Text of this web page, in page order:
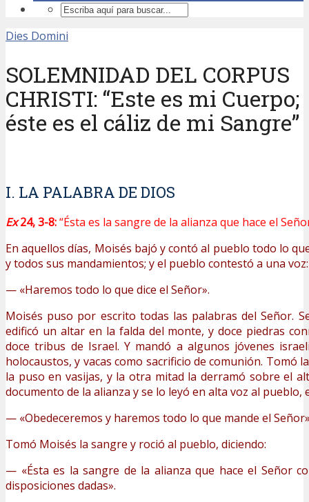
Dies Domini
SOLEMNIDAD DEL CORPUS
CHRISTI: “Este es mi Cuerpo;
éste es el cáliz de mi Sangre”
I. LA PALABRA DE DIOS
Ex24, 3-8:“Ésta es la sangre de la alianza que hace el
En aquellos días, Moisés bajó y contó al pueblo todo lo
y todos sus mandamientos; y el pueblo contestó a una voz:
— «Haremos todo lo que dice el Señor».
Moisés puso por escrito todas las palabras del Señor.
edificó un altar en la falda del monte, y doce piedras
doce tribus de Israel. Y mandó a algunos jóvenes
holocaustos, y vacas como sacrificio de comunión. Tomó
la puso en vasijas, y la otra mitad la derramó sobre el
documento de la alianza y se lo leyó en alta voz al pueblo,
— «Obedeceremos y haremos todo lo que mande el
Tomó Moisés la sangre y roció al pueblo, diciendo:
— «Ésta es la sangre de la alianza que hace el Señor
disposiciones dadas».